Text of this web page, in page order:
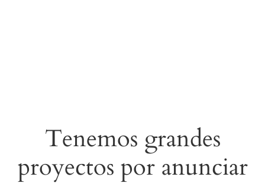
Tenemos grandes
proyectos por anunciar